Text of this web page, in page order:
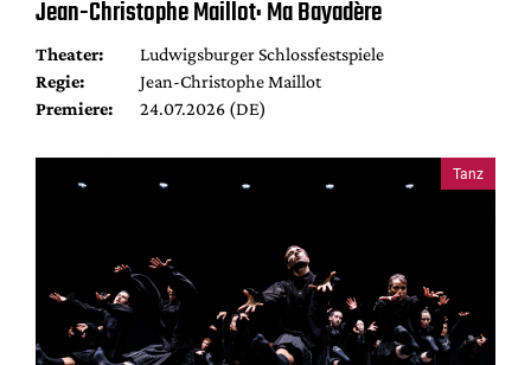
Jean-Christophe Maillot: Ma Bayadère
Theater:
Ludwigsburger Schlossfestspiele
Regie:
Jean-Christophe Maillot
Premiere:
24.07.2026 (DE)
Tanz